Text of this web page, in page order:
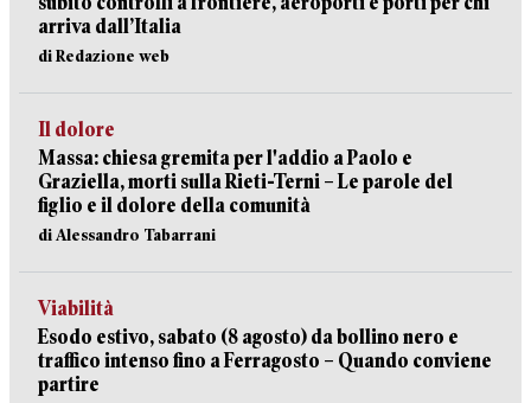
arriva dall’Italia
di Redazione web
Il dolore
Massa: chiesa gremita per l'addio a Paolo e
Graziella, morti sulla Rieti-Terni – Le parole del
figlio e il dolore della comunità
di Alessandro Tabarrani
Viabilità
Esodo estivo, sabato (8 agosto) da bollino nero e
traffico intenso fino a Ferragosto – Quando conviene
partire